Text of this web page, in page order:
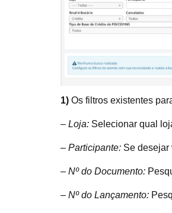
1) Os filtros existentes
– Loja: Selecionar qual
– Participante: Se desejar
– Nº do Documento:
– Nº do Lançamento: